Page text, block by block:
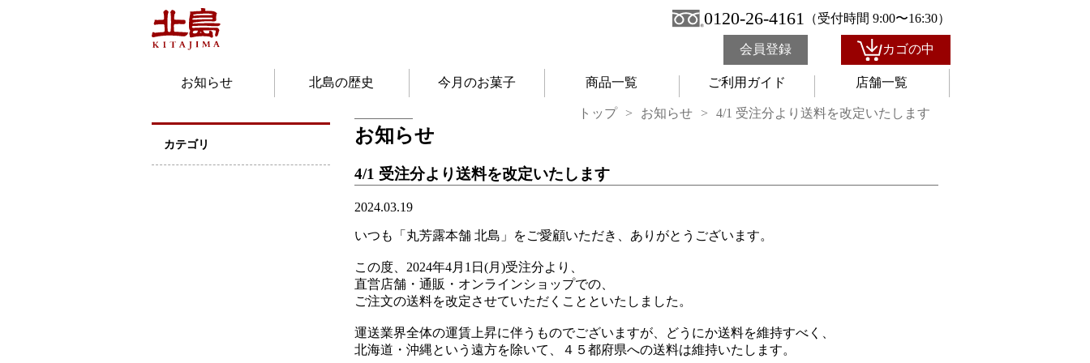
0120-26-4161 （受付時間 9:00〜16:30）
会員登録 カゴの中
店舗一覧
商品一覧 ご利用ガイド
今月のお菓子
お知らせ 北島の歴史
トップ お知らせ 4/1 受注分より送料を改定いたします
お知らせ
4/1 受注分より送料を改定いたします
2024.03.19
いつも「丸芳露本舗 北島」をご愛顧いただき、ありがとうございます。
この度、2024年4月1日(月)受注分より、
直営店舗・通販・オンラインショップでの、
ご注文の送料を改定させていただくことといたしました。
運送業界全体の運賃上昇に伴うものでございますが、どうにか送料を維持すべく、
北海道・沖縄という遠方を除いて、４５都府県への送料は維持いたします。
カテゴリ